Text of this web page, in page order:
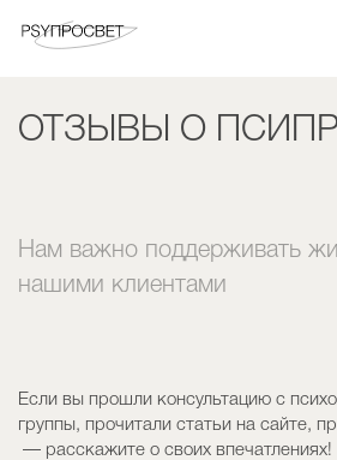
ОТЗЫВЫ О
Нам важно поддерживать
нашими клиентами
Если вы прошли консультацию с
группы, прочитали статьи на сайте,
— расскажите о своих впечатлениях!